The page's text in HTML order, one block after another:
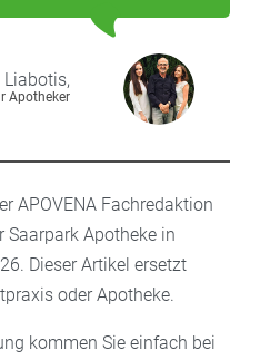
Liabotis,
Apotheker
APOVENA Fachredaktion
Apotheke in
Dieser Artikel ersetzt
oder Apotheke.
kommen Sie einfach bei